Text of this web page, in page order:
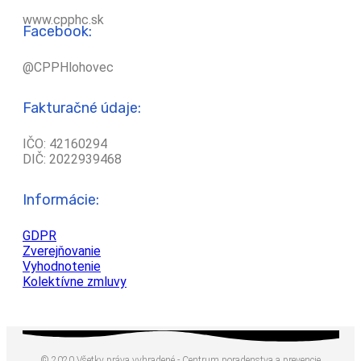
www.cpphc.sk
Facebook:
@CPPHlohovec
Fakturačné údaje:
IČO: 42160294
DIČ: 2022939468
Informácie:
GDPR
Zverejňovanie
Vyhodnotenie
Kolektívne zmluvy